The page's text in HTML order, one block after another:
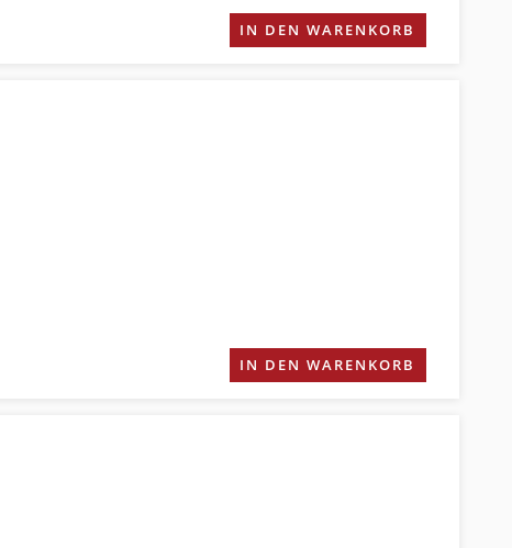
IN DEN WARENKORB
IN DEN WARENKORB